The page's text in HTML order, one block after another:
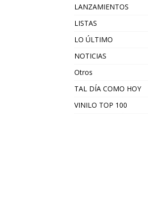
LANZAMIENTOS
LISTAS
LO ÚLTIMO
NOTICIAS
Otros
TAL DÍA COMO HOY
VINILO TOP 100